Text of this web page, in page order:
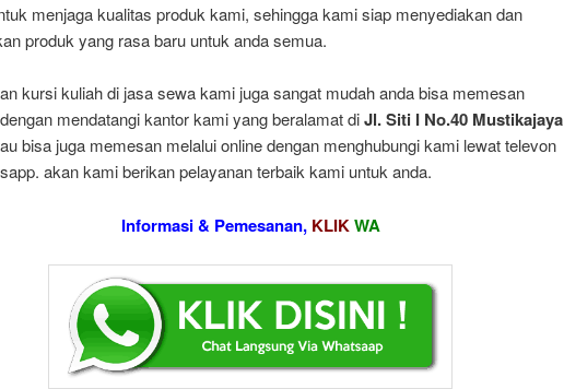
menjaga kualitas produk kami, sehingga kami siap menyediakan dan
produk yang rasa baru untuk anda semua.
kursi kuliah di jasa sewa kami juga sangat mudah anda bisa memesan
mendatangi kantor kami yang beralamat diJl. Siti I No.40 Mustikajaya
bisa juga memesan melalui online dengan menghubungi kami lewat televon
akan kami berikan pelayanan terbaik kami untuk anda.
Informasi & Pemesanan, KLIK WA